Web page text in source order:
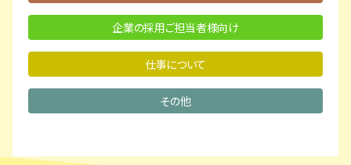
企業の採用ご担当者様向け
仕事について
その他